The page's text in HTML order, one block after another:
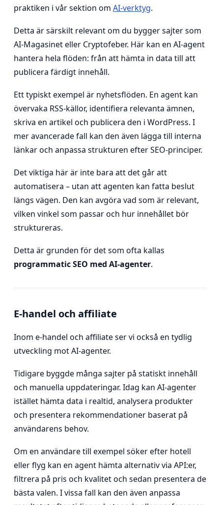
praktiken i vår sektion om AI-verktyg.
Detta är särskilt relevant om du bygger sajter som
AI-Magasinet eller Cryptofeber. Här kan en AI-agent
hantera hela flöden: från att hämta in data till att
publicera färdigt innehåll.
Ett typiskt exempel är nyhetsflöden. En agent kan
övervaka RSS-källor, identifiera relevanta ämnen,
skriva en artikel och publicera den i WordPress. I
mer avancerade fall kan den även lägga till interna
länkar och anpassa strukturen efter SEO-principer.
Det viktiga här är inte bara att det går att
automatisera – utan att agenten kan fatta beslut
längs vägen. Den kan avgöra vad som är relevant,
vilken vinkel som passar och hur innehållet bör
struktureras.
Detta är grunden för det som ofta kallas
programmatic SEO med AI-agenter.
E-handel och affiliate
Inom e-handel och affiliate ser vi också en tydlig
utveckling mot AI-agenter.
Tidigare byggde många sajter på statiskt innehåll
och manuella uppdateringar. Idag kan AI-agenter
istället hämta data i realtid, analysera produkter
och presentera rekommendationer baserat på
användarens behov.
Om en användare till exempel söker efter hotell
eller flyg kan en agent hämta alternativ via API:er,
filtrera på pris och kvalitet och sedan presentera de
bästa valen. I vissa fall kan den även anpassa